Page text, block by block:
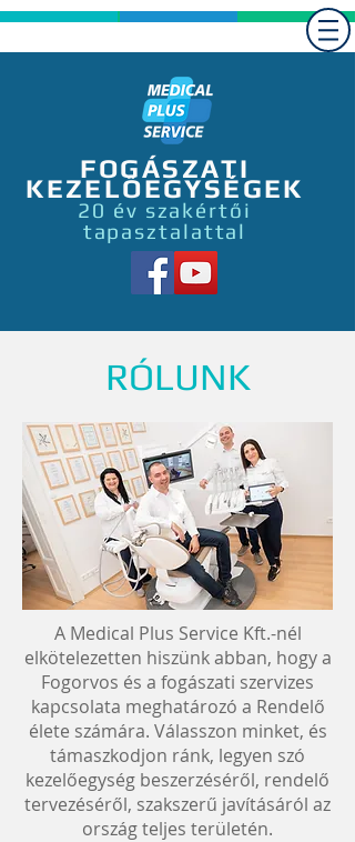
FOGÁSZATI
KEZELŐEGYSÉGEK
20 év szakértői
tapasztalattal
RÓLUNK
A Medical Plus Service Kft.-nél
elkötelezetten hiszünk abban, hogy a
Fogorvos és a fogászati szervizes
kapcsolata meghatározó a Rendelő
élete számára. Válasszon minket, és
támaszkodjon ránk, legyen szó
kezelőegység beszerzéséről, rendelő
tervezéséről, szakszerű javításáról az
ország teljes területén.